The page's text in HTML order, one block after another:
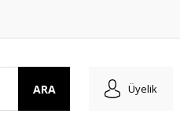
ARA Üyelik